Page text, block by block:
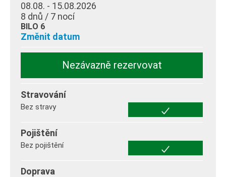
08.08. - 15.08.2026
8 dnů / 7 nocí
BILO 6
Změnit datum
Nezávazně rezervovat
Stravování
Bez stravy
Pojištění
Bez pojištění
Doprava